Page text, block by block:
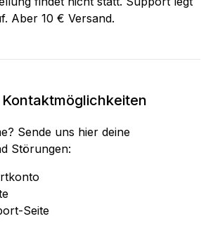
Aber 10 € Versand.
Sende uns hier deine
Störungen:
Seite